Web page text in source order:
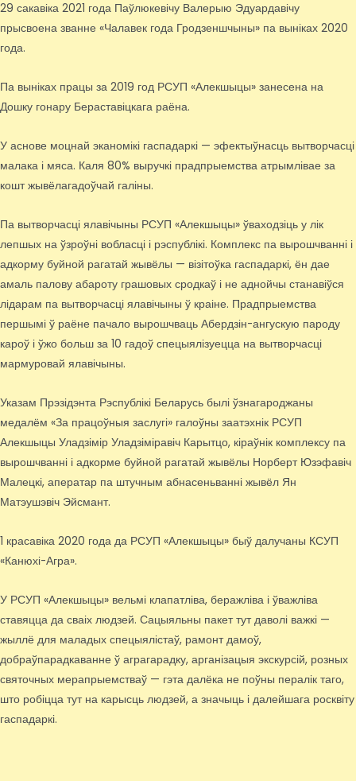
29 сакавіка 2021 года Паўлюкевічу Валерыю Эдуардавічу
прысвоена званне «Чалавек года Гродзеншчыны» па выніках 2020
года.
Па выніках працы за 2019 год РСУП «Алекшыцы» занесена на
Дошку гонару Бераставіцкага раёна.
У аснове моцнай эканомікі гаспадаркі — эфектыўнасць вытворчасці
малака і мяса. Каля 80% выручкі прадпрыемства атрымлівае за
кошт жывёлагадоўчай галіны.
Па вытворчасці ялавічыны РСУП «Алекшыцы» ўваходзіць у лік
лепшых на ўзроўні вобласці і рэспублікі. Комплекс па вырошчванні і
адкорму буйной рагатай жывёлы — візітоўка гаспадаркі, ён дае
амаль палову абароту грашовых сродкаў і не аднойчы станавіўся
лідарам па вытворчасці ялавічыны ў краіне. Прадпрыемства
першымі ў раёне пачало вырошчваць Абердзін-ангускую пароду
кароў і ўжо больш за 10 гадоў спецыялізуецца на вытворчасці
мармуровай ялавічыны.
Указам Прэзідэнта Рэспублікі Беларусь былі ўзнагароджаны
медалём «За працоўныя заслугі» галоўны заатэхнік РСУП
Алекшыцы Уладзімір Уладзіміравіч Карытцо, кіраўнік комплексу па
вырошчванні і адкорме буйной рагатай жывёлы Норберт Юзэфавіч
Малецкі, аператар па штучным абнасеньванні жывёл Ян
Матэушэвіч Эйсмант.
1 красавіка 2020 года да РСУП «Алекшыцы» быў далучаны КСУП
«Канюхі-Агра».
У РСУП «Алекшыцы» вельмі клапатліва, беражліва і ўважліва
ставяцца да сваіх людзей. Сацыяльны пакет тут даволі важкі —
жыллё для маладых спецыялістаў, рамонт дамоў,
добраўпарадкаванне ў аграгарадку, арганізацыя экскурсій, розных
святочных мерапрыемстваў — гэта далёка не поўны пералік таго,
што робіцца тут на карысць людзей, а значыць і далейшага росквіту
гаспадаркі.